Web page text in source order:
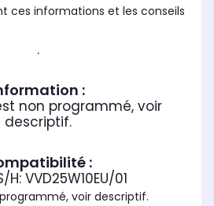
ces informations et les conseils
.
:
non programmé, voir
descriptif.
:
H: VVD25W10EU/01
voir descriptif.